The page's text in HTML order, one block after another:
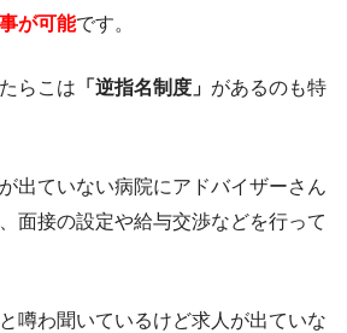
が可能です。
らこは 「逆指名制度」 があるのも特
出ていない病院にアドバイザーさん
面接の設定や給与交渉などを行って
噂わ聞いているけど求人が出ていな